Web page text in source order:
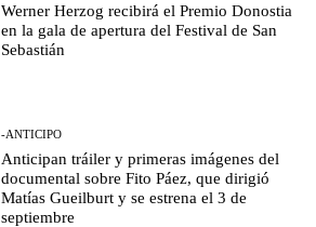
Werner Herzog recibirá el Premio Donostia
en la gala de apertura del Festival de San
Sebastián
-ANTICIPO
Anticipan tráiler y primeras imágenes del
documental sobre Fito Páez, que dirigió
Matías Gueilburt y se estrena el 3 de
septiembre